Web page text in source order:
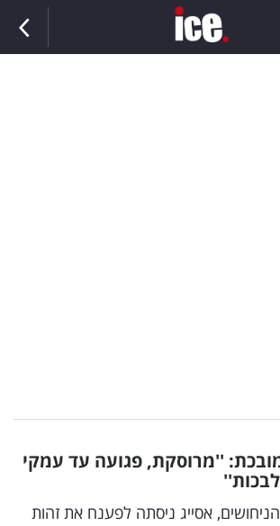
מובכת: ''מרוסקת, פגועה עד עמקי
אסייג ניסתה לפענח את זהות